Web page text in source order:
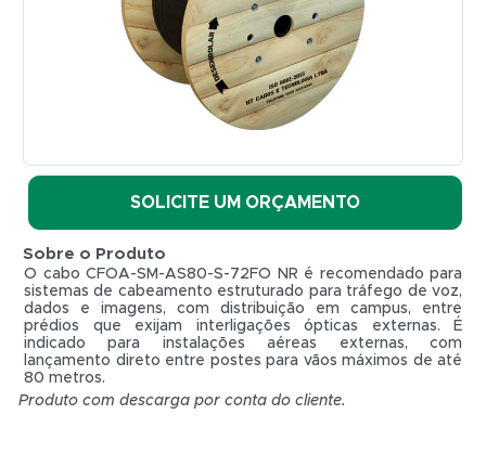
CFOA-
SM-
72FO
4KM
(10.5mm)
HENGTONG
SOLICITE UM ORÇAMENTO
Sobre o Produto
O cabo CFOA-SM-AS80-S-72FO NR é recomendado para
sistemas de cabeamento estruturado para tráfego de voz,
dados e imagens, com distribuição em campus, entre
prédios que exijam interligações ópticas externas. É
indicado para instalações aéreas externas, com
lançamento direto entre postes para vãos máximos de até
80 metros.
Produto com descarga por conta do cliente.